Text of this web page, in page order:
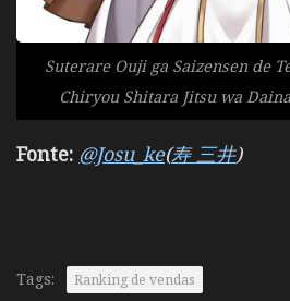
Suterare Ouji ga Saizensen de
Chiryou Shitara Jitsu wa
Fonte: @Josu_ke(寿 三井)
Tags: Ranking de vendas